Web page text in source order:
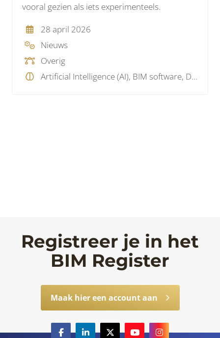
vooral gezien als iets experimenteels.
28 april 2026
Nieuws
Overig
Artificial Intelligence (AI), BIM software, Data, Parametrisch, Programmeren
Registreer je in het
BIM Register
Maak hier een account aan